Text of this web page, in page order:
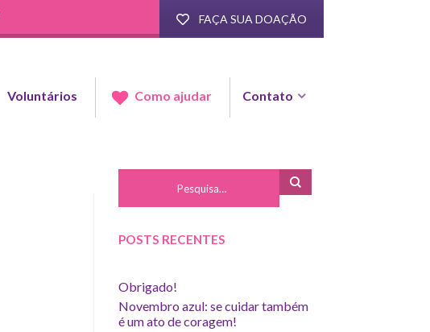
FAÇA SUA DOAÇÃO
Voluntários Como ajudar Contato
POSTS RECENTES
Obrigado!
Novembro azul: se cuidar também
é um ato de coragem!